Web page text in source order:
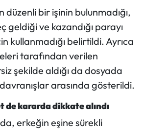
bir işinin bulunmadığı,
geldiği ve kazandığı parayı
kullanmadığı belirtildi. Ayrıca
tarafından verilen
şekilde aldığı da dosyada
arasında gösterildi.
de kararda dikkate alındı
erkeğin eşine sürekli